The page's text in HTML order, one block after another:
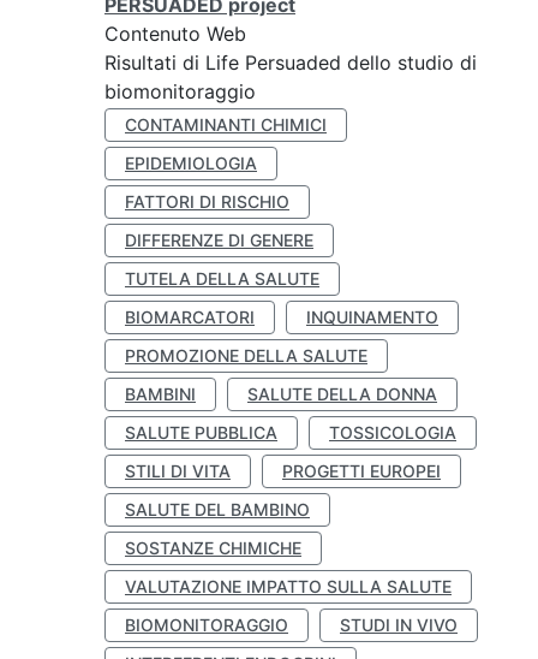
PERSUADED project
Contenuto Web
Risultati di Life Persuaded dello studio di
biomonitoraggio
CONTAMINANTI CHIMICI
EPIDEMIOLOGIA
FATTORI DI RISCHIO
DIFFERENZE DI GENERE
TUTELA DELLA SALUTE
BIOMARCATORI
INQUINAMENTO
PROMOZIONE DELLA SALUTE
BAMBINI
SALUTE DELLA DONNA
SALUTE PUBBLICA
TOSSICOLOGIA
STILI DI VITA
PROGETTI EUROPEI
SALUTE DEL BAMBINO
SOSTANZE CHIMICHE
VALUTAZIONE IMPATTO SULLA SALUTE
BIOMONITORAGGIO
STUDI IN VIVO